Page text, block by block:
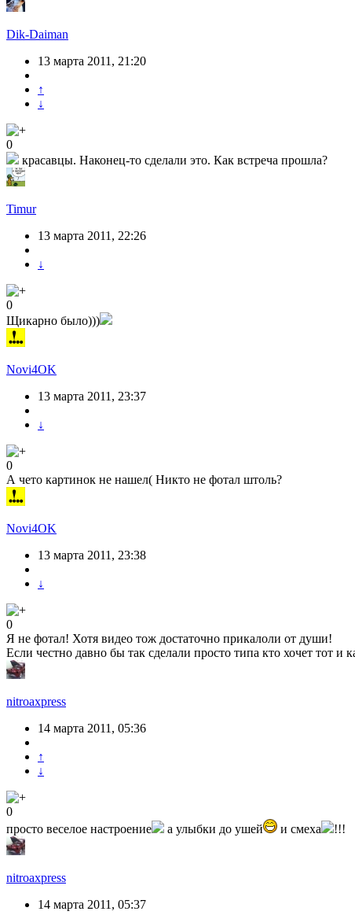
Dik-Daiman
13 марта 2011, 21:20
↑
↓
0
красавцы. Наконец-то сделали это. Как встреча прошла?
Timur
13 марта 2011, 22:26
↓
0
Щикарно было)))
Novi4OK
13 марта 2011, 23:37
↓
0
А чето картинок не нашел( Никто не фотал штоль?
Novi4OK
13 марта 2011, 23:38
↓
0
Я не фотал! Хотя видео тож достаточно прикалоли от души!
Если честно давно бы так сделали просто типа кто хочет тот и
nitroaxpress
14 марта 2011, 05:36
↑
↓
0
просто веселое настроение
а улыбки до ушей и смеха !!!
nitroaxpress
14 марта 2011, 05:37